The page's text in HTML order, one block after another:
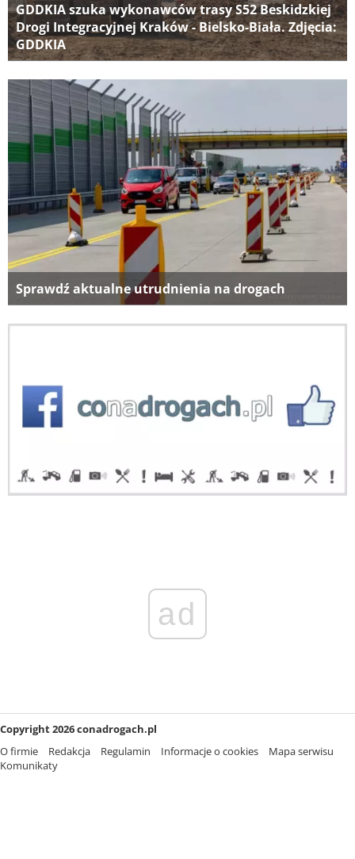
GDDKIA szuka wykonawców trasy S52 Beskidzkiej
Drogi Integracyjnej Kraków - Bielsko-Biała. Zdjęcia:
GDDKIA
Sprawdź aktualne utrudnienia na drogach
ad
Copyright 2026 conadrogach.pl
O firmie
Redakcja Regulamin Informacje o cookies
Mapa serwisu
Komunikaty